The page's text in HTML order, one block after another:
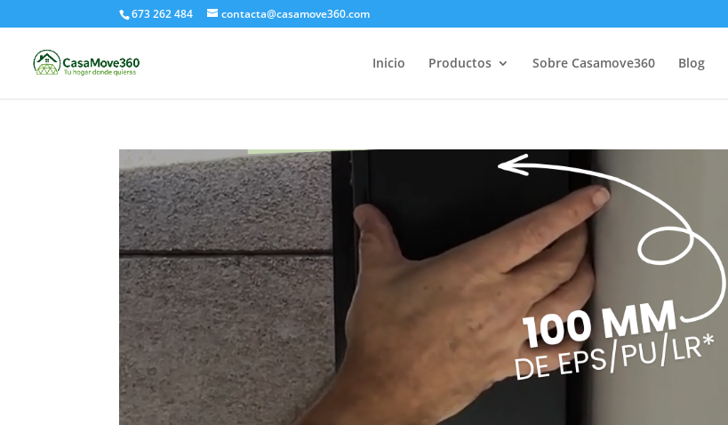
673 262 484 contacta@casamove360.com
Inicio Productos Sobre Casamove360 Blog